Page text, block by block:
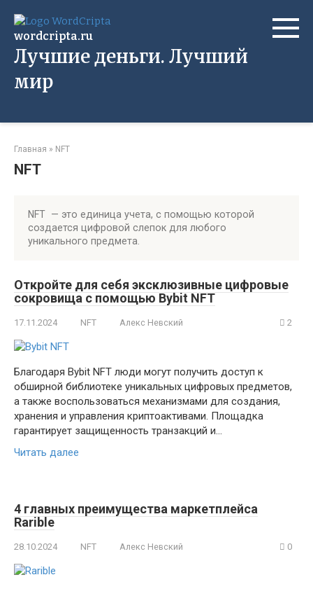
контенту
wordcripta.ru
Лучшие деньги. Лучший
мир
Главная » NFT
NFT
NFT — это единица учета, с помощью которой
создается цифровой слепок для любого
уникального предмета.
Откройте для себя эксклюзивные цифровые
сокровища с помощью Bybit NFT
17.11.2024 NFT Алекс Невский 2
Благодаря Bybit NFT люди могут получить доступ к
обширной библиотеке уникальных цифровых предметов,
а также воспользоваться механизмами для создания,
хранения и управления криптоактивами. Площадка
гарантирует защищенность транзакций и…
Читать далее
4 главных преимущества маркетплейса
Rarible
28.10.2024 NFT Алекс Невский 0